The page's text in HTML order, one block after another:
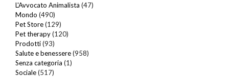
L'Avvocato Animalista (47)
Mondo (490)
Pet Store(129)
Pet therapy(120)
Prodotti(93)
Salute e benessere(958)
Senza categoria (1)
Sociale(517)